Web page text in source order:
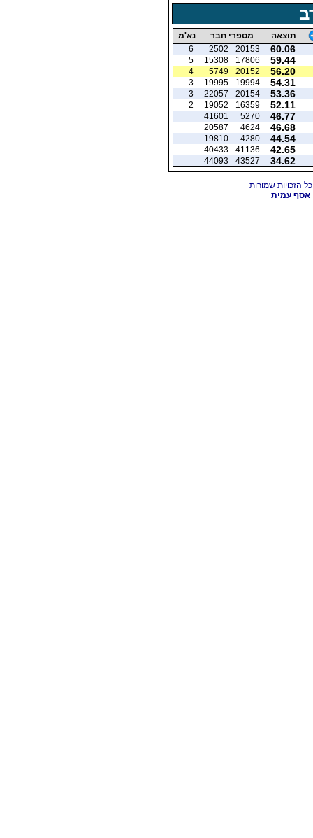
תוצאה מספרי חבר נא'מ
60.06
20153
2502
6
59.44
17806
15308
5
56.20
20152
5749
4
54.31
19994
19995
3
53.36
20154
22057
3
52.11
16359
19052
2
46.77
5270
41601
46.68
4624
20587
44.54
4280
19810
42.65
41136
40433
34.62
43527
44093
אסף עמית